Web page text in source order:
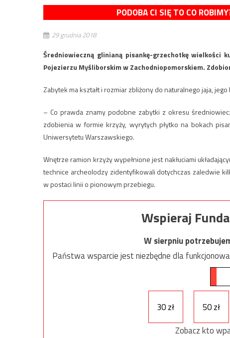
PODOBA CI SIĘ TO CO
29 grudnia 2018
Średniowieczną glinianą pisankę-grzechotkę wielkości
Pojezierzu Myśliborskim w Zachodniopomorskiem.
Zabytek ma kształt i rozmiar zbliżony do naturalnego jaja,
– Co prawda znamy podobne zabytki z okresu
zdobienia w formie krzyży, wyrytych płytko na bokach
Uniwersytetu Warszawskiego.
Wnętrze ramion krzyży wypełnione jest nakłuciami
technice archeolodzy zidentyfikowali dotychczas zaledwie
w postaci linii o pionowym przebiegu.
Wspieraj
W sierpniu
Państwa wsparcie jest niezbędne dla
30 zł 50 zł
Zobacz kto